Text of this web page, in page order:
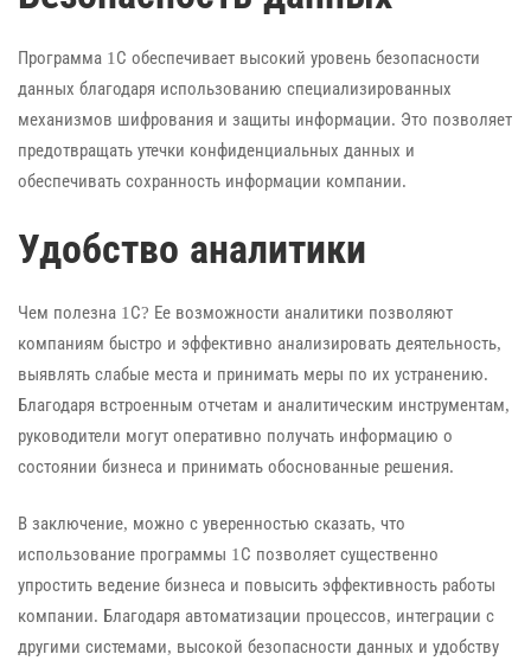
Программа 1С обеспечивает высокий уровень безопасности
данных благодаря использованию специализированных
механизмов шифрования и защиты информации. Это позволяет
предотвращать утечки конфиденциальных данных и
обеспечивать сохранность информации компании.
Удобство аналитики
Чем полезна 1С? Ее возможности аналитики позволяют
компаниям быстро и эффективно анализировать деятельность,
выявлять слабые места и принимать меры по их устранению.
Благодаря встроенным отчетам и аналитическим инструментам,
руководители могут оперативно получать информацию о
состоянии бизнеса и принимать обоснованные решения.
В заключение, можно с уверенностью сказать, что
использование программы 1С позволяет существенно
упростить ведение бизнеса и повысить эффективность работы
компании. Благодаря автоматизации процессов, интеграции с
другими системами, высокой безопасности данных и удобству